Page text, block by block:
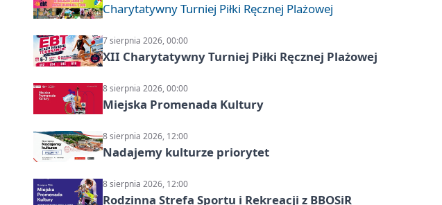
Charytatywny Turniej Piłki Ręcznej Plażowej
7 sierpnia 2026, 00:00
XII Charytatywny Turniej Piłki Ręcznej Plażowej
8 sierpnia 2026, 00:00
Miejska Promenada Kultury
8 sierpnia 2026, 12:00
Nadajemy kulturze priorytet
8 sierpnia 2026, 12:00
Rodzinna Strefa Sportu i Rekreacji z BBOSiR